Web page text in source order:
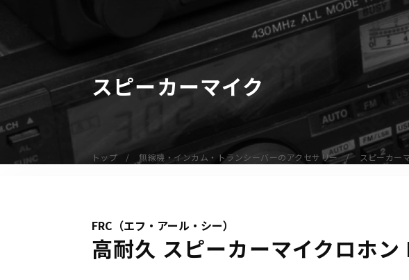
無線機
デジタル無線機（登録局）
デジタル無線機（免許局）
受信機（レシーバー）
アマチュア無線機
スピーカーマイク
トップ 無線機・インカム・トランシーバーのアクセサリー スピーカー
FRC（エフ・アール・シー）
高耐久 スピーカーマイクロホン